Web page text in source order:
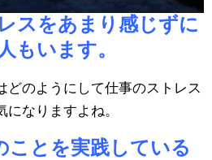
スをあまり感じずに
もいます。
どのようにして仕事のストレス
なりますよね。
ことを実践している